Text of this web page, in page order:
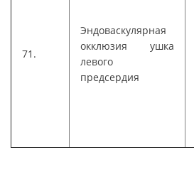
71.
Эндоваскулярная
окклюзия ушка
левого
предсердия